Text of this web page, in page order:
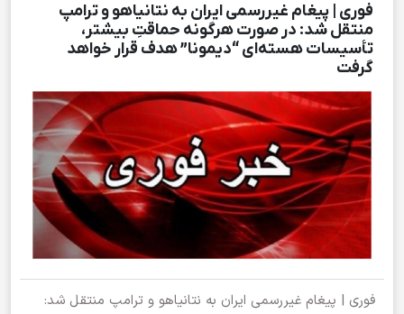
فوری | پیغام غیررسمی ایران به نتانیاهو و ترامپ
منتقل شد: در صورت هرگونه حماقتِ بیشتر،
تأسیسات هسته‌ای “دیمونا” هدف قرار خواهد
گرفت
فوری | پیغام غیررسمی ایران به نتانیاهو و ترامپ منتقل شد: